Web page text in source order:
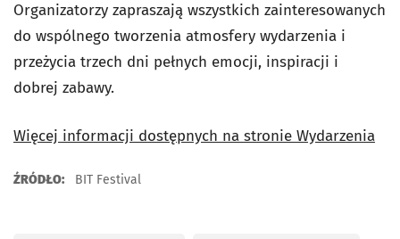
Organizatorzy zapraszają wszystkich zainteresowanych
do wspólnego tworzenia atmosfery wydarzenia i
przeżycia trzech dni pełnych emocji, inspiracji i
dobrej zabawy.
Więcej informacji dostępnych na stronie Wydarzenia
ŹRÓDŁO: BIT Festival